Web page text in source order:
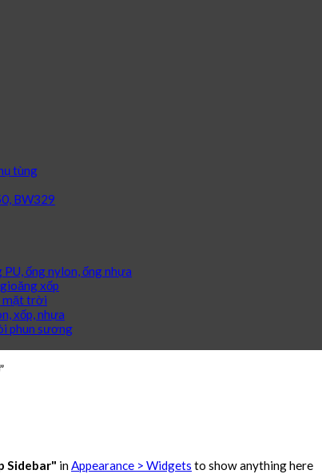
tùng
BW329
ống nylon, ống nhựa
xốp
mặt trời
xốp, nhựa
phun sương
Sidebar" inAppearance > Widgets to show anything here